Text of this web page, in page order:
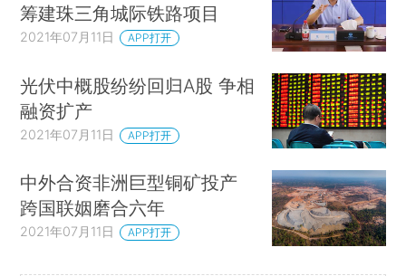
筹建珠三角城际铁路项目
2021年07月11日 APP打开
光伏中概股纷纷回归A股 争相
融资扩产
2021年07月11日 APP打开
中外合资非洲巨型铜矿投产
跨国联姻磨合六年
2021年07月11日 APP打开